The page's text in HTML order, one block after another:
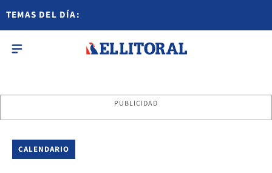
TEMAS DEL DÍA:
PUBLICIDAD
CALENDARIO